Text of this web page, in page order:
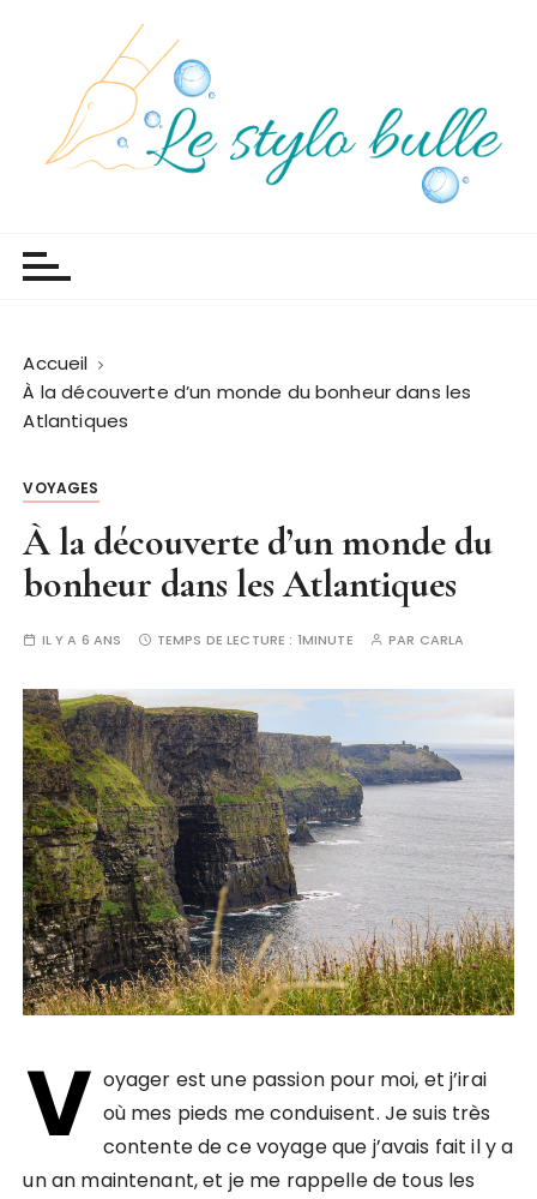
Accueil
À la découverte d’un monde du bonheur dans les
Atlantiques
VOYAGES
À la découverte d’un monde du
bonheur dans les Atlantiques
IL Y A 6 ANS TEMPS DE LECTURE : 1MINUTE PAR CARLA
V oyager est une passion pour moi, et j’irai
où mes pieds me conduisent. Je suis très
contente de ce voyage que j’avais fait il y a
un an maintenant, et je me rappelle de tous les